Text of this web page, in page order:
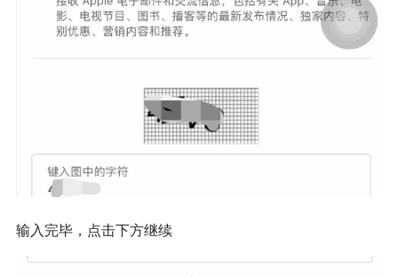
输入完毕，点击下方继续